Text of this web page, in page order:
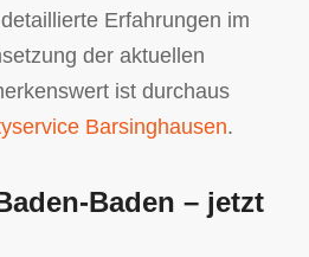
Erfahrungen im
der aktuellen
ist durchaus
Barsinghausen.
Baden – jetzt